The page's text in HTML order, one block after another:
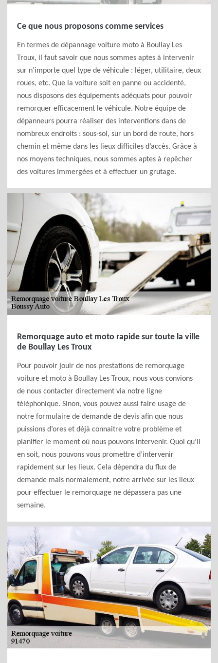
Ce que nous proposons comme services
En termes de dépannage voiture moto à Boullay Les
Troux, il faut savoir que nous sommes aptes à intervenir
sur n’importe quel type de véhicule : léger, utilitaire, deux
roues, etc. Que la voiture soit en panne ou accidenté,
nous disposons des équipements adéquats pour pouvoir
remorquer efficacement le véhicule. Notre équipe de
dépanneurs pourra réaliser des interventions dans de
nombreux endroits : sous-sol, sur un bord de route, hors
chemin et même dans les lieux difficiles d’accès. Grâce à
nos moyens techniques, nous sommes aptes à repêcher
des voitures immergées et à effectuer un grutage.
Remorquage auto et moto rapide sur toute la ville
de Boullay Les Troux
Pour pouvoir jouir de nos prestations de remorquage
voiture et moto à Boullay Les Troux, nous vous convions
de nous contacter directement via notre ligne
téléphonique. Sinon, vous pouvez aussi faire usage de
notre formulaire de demande de devis afin que nous
puissions d’ores et déjà connaitre votre problème et
planifier le moment où nous pouvons intervenir. Quoi qu’il
en soit, nous pouvons vous promettre d’intervenir
rapidement sur les lieux. Cela dépendra du flux de
demande mais normalement, notre arrivée sur les lieux
pour effectuer le remorquage ne dépassera pas une
semaine.